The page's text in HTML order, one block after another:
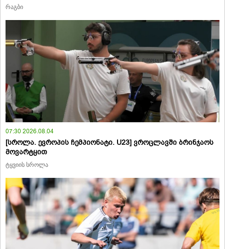
რაგბი
07:30 2026.08.04
[სროლა. ევროპის ჩემპიონატი. U23] ვროცლავში ბრინჯაოს
მოვარტყით
ტყვიის სროლა